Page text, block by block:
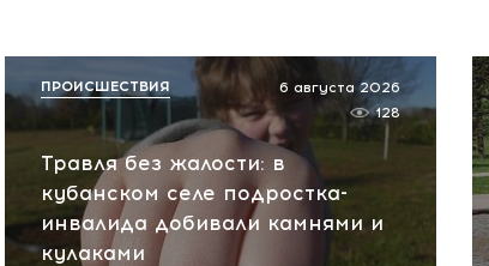
Травля без жалости: в
кубанском селе подростка-
инвалида добивали камнями и
кулаками
6 августа 2026
128
ПРОИСШЕСТВИЯ